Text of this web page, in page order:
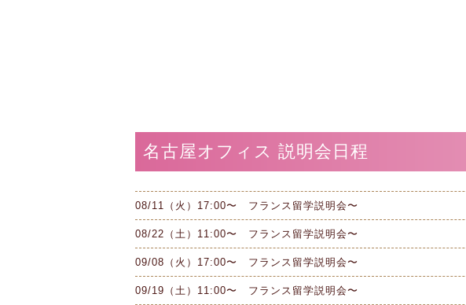
名古屋オフィス 説明会日程
08/11（火）17:00〜 フランス留学説明会〜
08/22（土）11:00〜 フランス留学説明会〜
09/08（火）17:00〜 フランス留学説明会〜
09/19（土）11:00〜 フランス留学説明会〜